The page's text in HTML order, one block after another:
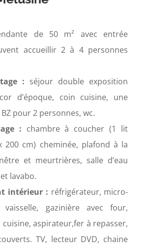
de 50 m² avec entrée
accueillir 2 à 4 personnes
: séjour double exposition
d’époque, coin cuisine, une
pour 2 personnes, wc.
: chambre à coucher (1 lit
200 cm) cheminée, plafond à la
et meurtrières, salle d’eau
lavabo.
intérieur : réfrigérateur, micro-
vaisselle, gazinière avec four,
cuisine, aspirateur,fer à repasser,
TV, lecteur DVD, chaine